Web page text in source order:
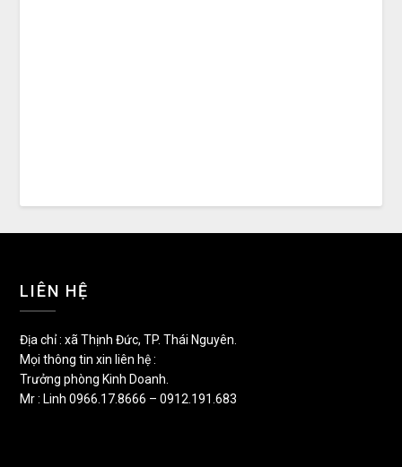
LIÊN HỆ
Địa chỉ : xã Thịnh Đức, TP. Thái Nguyên.
Mọi thông tin xin liên hệ :
Trưởng phòng Kinh Doanh.
Mr : Linh 0966.17.8666 – 0912.191.683